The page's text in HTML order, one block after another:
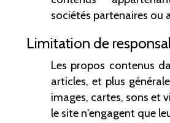
sociétés partenaires ou
Limitation de
Les propos contenus
articles, et plus
images, cartes, sons et
le site n'engagent que